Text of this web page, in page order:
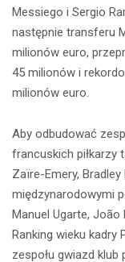
Messiego i Sergio
następnie transferu
milionów euro,
45 milionów i
milionów euro.
Aby odbudować
francuskich piłkarzy
Zaïre-Emery,
międzynarodowymi
Manuel Ugarte, João
Ranking wieku kadry
zespołu gwiazd klub